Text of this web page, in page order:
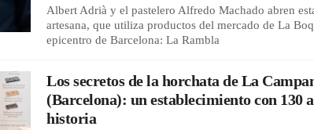
Albert Adrià y el pastelero Alfredo Machado abren
artesana, que utiliza productos del mercado de La
epicentro de Barcelona: La Rambla
Los secretos de la horchata de La
(Barcelona): un establecimiento con 130
historia